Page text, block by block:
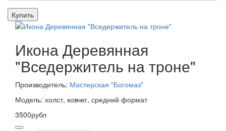
Купить
Икона Деревянная
"Вседержитель на троне"
Производитель: Мастерская "Богомаз"
Модель: холст, ковчег, средний формат
3500рубл